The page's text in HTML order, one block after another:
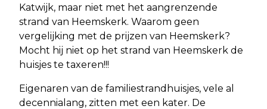
Katwijk, maar niet met het aangrenzende
strand van Heemskerk. Waarom geen
vergelijking met de prijzen van Heemskerk?
Mocht hij niet op het strand van Heemskerk de
huisjes te taxeren!!!
Eigenaren van de familiestrandhuisjes, vele al
decennialang, zitten met een kater. De